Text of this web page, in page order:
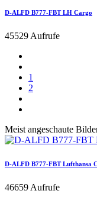
D-ALFD B777-FBT LH Cargo
45529 Aufrufe
1
2
Meist angeschaute
D-ALFD B777-FBT Lufthansa
46659 Aufrufe